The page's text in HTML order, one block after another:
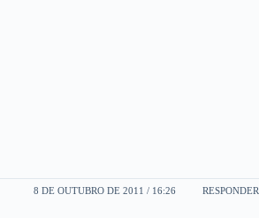
8 DE OUTUBRO DE 2011 / 16:26 RESPONDER